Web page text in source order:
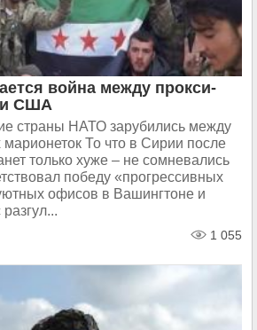
война между прокси-
и США
страны НАТО зарубились между
марионеток То что в Сирии после
только хуже – не сомневались
победу «прогрессивных
офисов в Вашингтоне и
1 055